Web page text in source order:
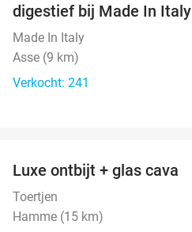
digestief bij Made In Italy
Made In Italy
Asse (9 km)
Verkocht: 241
Luxe ontbijt + glas cava
Toertjen
Hamme (15 km)